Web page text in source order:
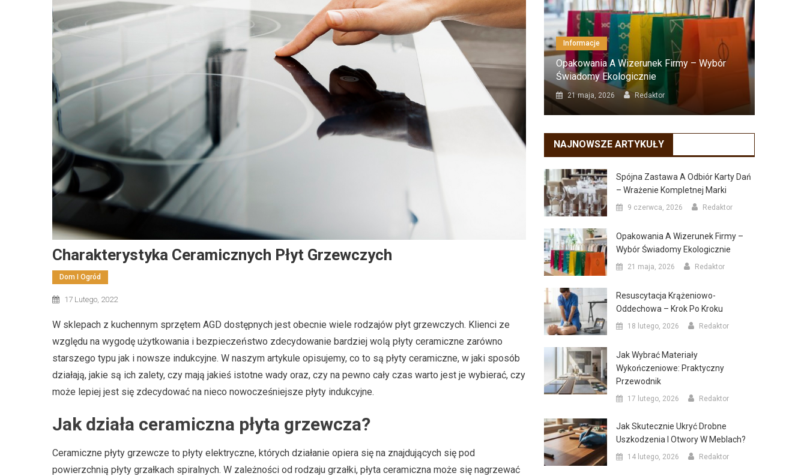
Charakterystyka Ceramicznych Płyt Grzewczych
Dom I Ogród
17 Lutego, 2022
W sklepach z kuchennym sprzętem AGD dostępnych jest obecnie wiele rodzajów płyt grzewczych. Klienci ze
względu na wygodę użytkowania i bezpieczeństwo zdecydowanie bardziej wolą płyty ceramiczne zarówno
starszego typu jak i nowsze indukcyjne. W naszym artykule opisujemy, co to są płyty ceramiczne, w jaki sposób
działają, jakie są ich zalety, czy mają jakieś istotne wady oraz, czy na pewno cały czas warto jest je wybierać, czy
może lepiej jest się zdecydować na nieco nowocześniejsze płyty indukcyjne.
Jak działa ceramiczna płyta grzewcza?
Ceramiczne płyty grzewcze to płyty elektryczne, których działanie opiera się na znajdujących się pod
powierzchnią płyty grzałkach spiralnych. W zależności od rodzaju grzałki, płyta ceramiczna może się nagrzewać
Jak Wybrać Materiały Wykończeniowe:
Praktyczny Przewodnik
17 lutego, 2026 Redaktor
Informacje
Spójna Zastawa A Odbiór Karty Dań –
Wrażenie Kompletnej Marki
9 czerwca, 2026 Redaktor
Informacje
Opakowania A Wizerunek Firmy – Wybór
Świadomy Ekologicznie
21 maja, 2026 Redaktor
NAJNOWSZE ARTYKUŁY
Spójna Zastawa A Odbiór Karty Dań
– Wrażenie Kompletnej Marki
9 czerwca, 2026 Redaktor
Opakowania A Wizerunek Firmy –
Wybór Świadomy Ekologicznie
21 maja, 2026 Redaktor
Resuscytacja Krążeniowo-
Oddechowa – Krok Po Kroku
18 lutego, 2026 Redaktor
Jak Wybrać Materiały
Wykończeniowe: Praktyczny
Przewodnik
17 lutego, 2026 Redaktor
Jak Skutecznie Ukryć Drobne
Uszkodzenia I Otwory W Meblach?
14 lutego, 2026 Redaktor